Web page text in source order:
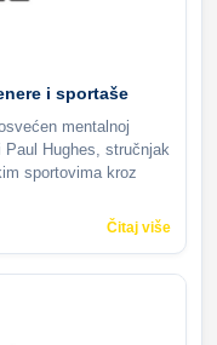
i sportaše
mentalnoj
Hughes, stručnjak
sportovima kroz
Čitaj više